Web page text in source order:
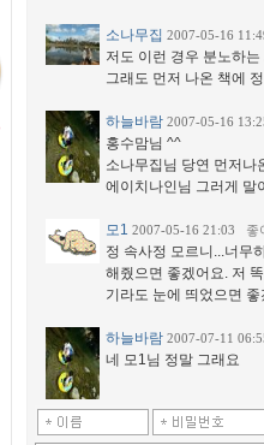
소나무집 2007-05-16
저도 이런 경우 분노하
그래도 먼저 나온 책에
하늘바람 2007-05-16
홍수맘님 ^^
소나무집님 당연 먼저나
에이치나인님 그러게 말
모1 2007-05-16 21:03 좋
정 속사정 모르니...너무
해줬으면 좋겠어요. 저
기라도 눈에 띄었으면 좋
하늘바람 2007-07-11
네 모1님 정말 그래요